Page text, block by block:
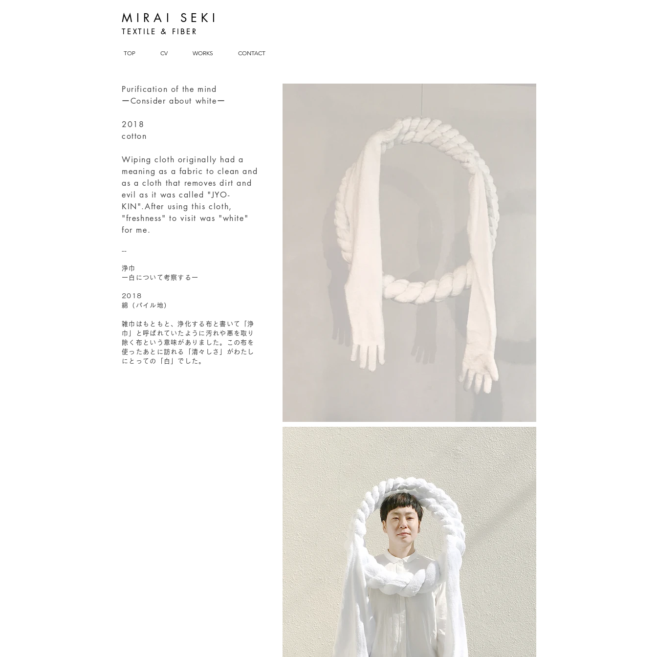
MIRAI SEKI
TEXTILE & FIBER
TOP CV WORKS CONTACT
Purification of the mind
ーConsider about whiteー
2018
cotton
Wiping cloth originally had a
meaning as a fabric to clean and
as a cloth that removes dirt and
evil as it was called "JYO-
KIN".After using this cloth,
"freshness" to visit was "white"
for me.
--
浄巾
ー白について考察するー
2018
綿（パイル地）
雑巾はもともと、浄化する布と書いて「浄
巾」と呼ばれていたように汚れや悪を取り
除く布という意味がありました。この布を
使ったあとに訪れる「清々しさ」がわたし
にとっての「白」でした。